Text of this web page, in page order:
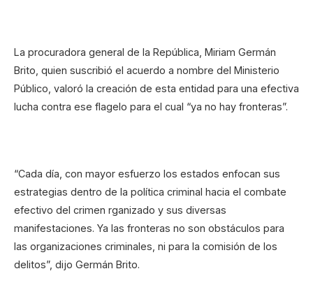
La procuradora general de la República, Miriam Germán
Brito, quien suscribió el acuerdo a nombre del Ministerio
Público, valoró la creación de esta entidad para una efectiva
lucha contra ese flagelo para el cual “ya no hay fronteras”.
“Cada día, con mayor esfuerzo los estados enfocan sus
estrategias dentro de la política criminal hacia el combate
efectivo del crimen rganizado y sus diversas
manifestaciones. Ya las fronteras no son obstáculos para
las organizaciones criminales, ni para la comisión de los
delitos”, dijo Germán Brito.